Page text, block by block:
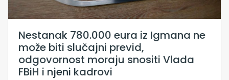
Nestanak 780.000 eura iz Igmana ne
može biti slučajni previd,
odgovornost moraju snositi Vlada
FBiH i njeni kadrovi